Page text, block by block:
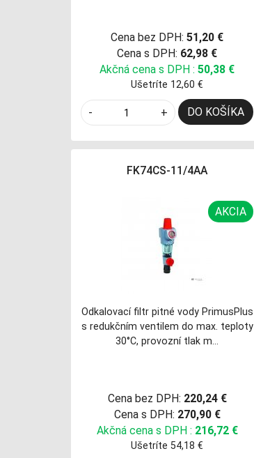
Cena bez DPH: 51,20 €
Cena s DPH: 62,98 €
Akčná cena s DPH : 50,38 €
Ušetríte 12,60 €
- + DO KOŠÍKA
AKCIA
FK74CS-11/4AA
Odkalovací filtr pitné vody PrimusPlus
s redukčním ventilem do max. teploty
30°C, provozní tlak m…
Cena bez DPH: 220,24 €
Cena s DPH: 270,90 €
Akčná cena s DPH : 216,72 €
Ušetríte 54,18 €